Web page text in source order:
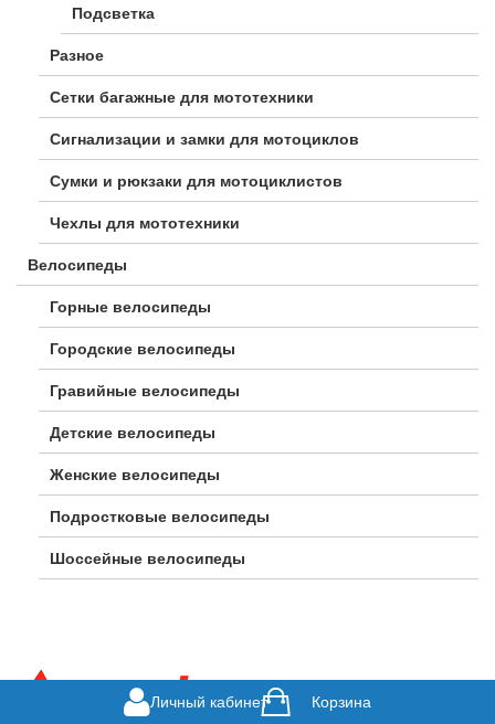
Подсветка
Разное
Сетки багажные для мототехники
Сигнализации и замки для мотоциклов
Сумки и рюкзаки для мотоциклистов
Чехлы для мототехники
Велосипеды
Горные велосипеды
Городские велосипеды
Гравийные велосипеды
Детские велосипеды
Женские велосипеды
Подростковые велосипеды
Шоссейные велосипеды
Личный кабинет Корзина